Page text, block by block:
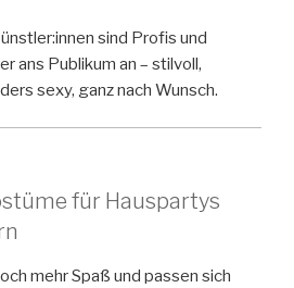
sind Profis und
ans Publikum an – stilvoll,
sexy, ganz nach Wunsch.
für Hauspartys
mehr Spaß und passen sich